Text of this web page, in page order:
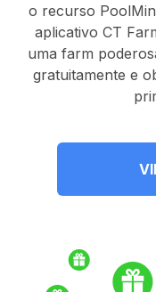
o recurso
aplicativo CT
uma farm
gratuitamente e